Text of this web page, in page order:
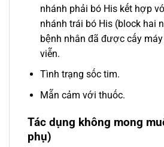
nhánh phải bó His kết hợp
nhánh trái bó His (block hai
bệnh nhân đã được cấy
viễn.
Tình trạng sốc tim.
Mẫn cảm với thuốc.
Tác dụng không mong
phụ)